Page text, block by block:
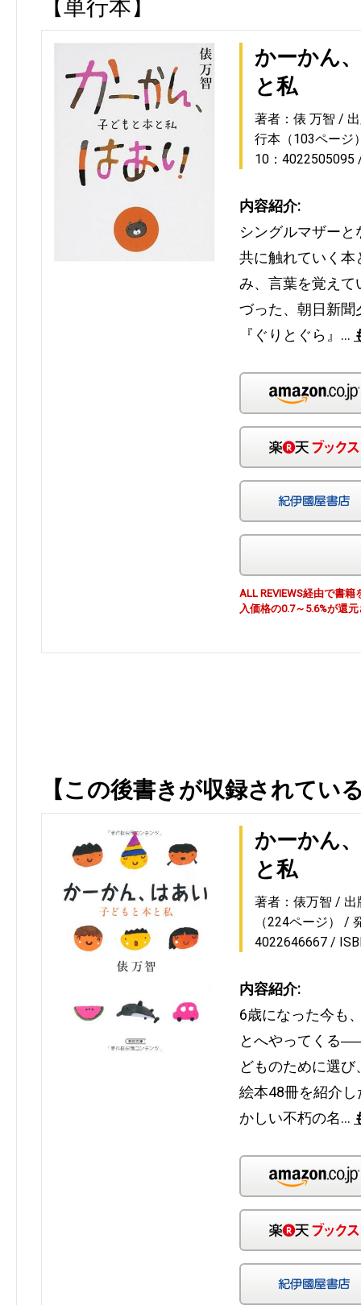
【単行本】
かーかん
と私
著者：俵 万智
行本（103ページ
10：4022505095
内容紹介:
シングルマザー
共に触れていく本
み、言葉を覚えて
づった、朝日新聞
『ぐりとぐら』…
ALL REVIEWS経由で書
入価格の0.7～5.6%が還
【この後書きが収録されてい
かーかん
と私
著者：俵万智
出
（224ページ）
4022646667
内容紹介:
6歳になった今も
とへやってくる
どものために選
絵本48冊を紹介
かしい不朽の名…